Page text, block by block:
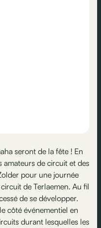
seront de la fête ! En
amateurs de circuit et des
pour une journée
de Terlaemen. Au fil
de se développer.
côté événementiel en
durant lesquelles les